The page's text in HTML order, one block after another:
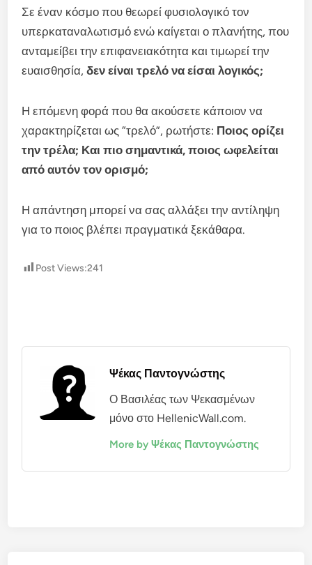
Σε έναν κόσμο που θεωρεί φυσιολογικό τον
υπερκαταναλωτισμό ενώ καίγεται ο πλανήτης, που
ανταμείβει την επιφανειακότητα και τιμωρεί την
ευαισθησία,δεν είναι τρελό να είσαι λογικός;
Η επόμενη φορά που θα ακούσετε κάποιον να
χαρακτηρίζεται ως “τρελό”, ρωτήστε: Ποιος ορίζει
την τρέλα; Και πιο σημαντικά, ποιος ωφελείται
από αυτόν τον ορισμό;
Η απάντηση μπορεί να σας αλλάξει την αντίληψη
για το ποιος βλέπει πραγματικά ξεκάθαρα.
Post Views:241
Ψέκας Παντογνώστης
Ο Βασιλέας των Ψεκασμένων
μόνο στο HellenicWall.com.
More by Ψέκας Παντογνώστης